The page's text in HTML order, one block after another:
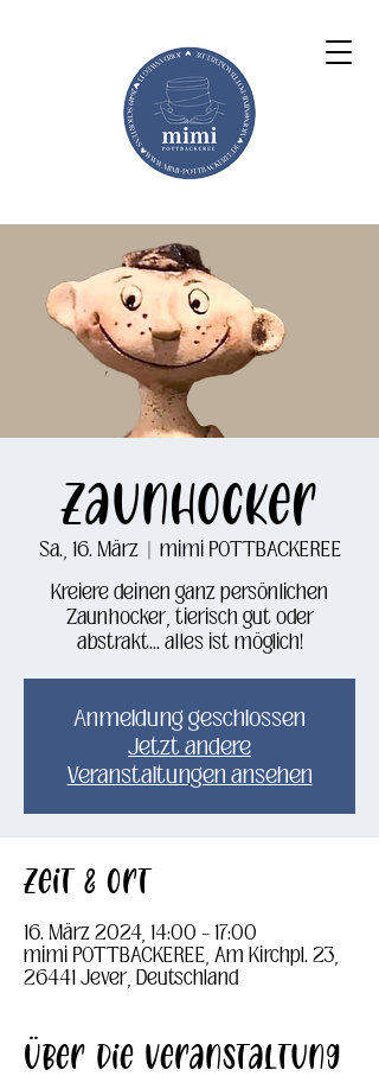
Zaunhocker
Sa., 16. März
  |
mimi POTTBACKEREE
Kreiere deinen ganz persönlichen
Zaunhocker, tierisch gut oder
abstrakt... alles ist möglich!
Anmeldung geschlossen
Jetzt andere
Veranstaltungen ansehen
Zeit & Ort
16. März 2024, 14:00 – 17:00
mimi POTTBACKEREE, Am Kirchpl. 23,
26441 Jever, Deutschland
Über die Veranstaltung